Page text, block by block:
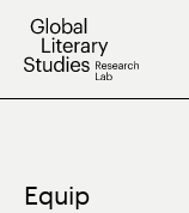
Vés
Equip